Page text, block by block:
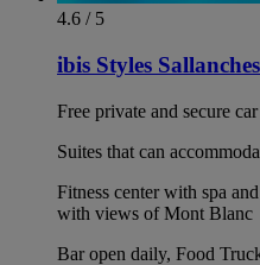
4.6 / 5
ibis Styles
Free private and secure
Suites that can
Fitness center with spa
with views of Mont Blanc
Bar open daily, Food